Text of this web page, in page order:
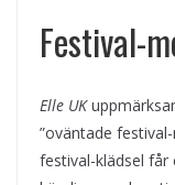
Festival-
Elle UK
”oväntade
festival-klädsel